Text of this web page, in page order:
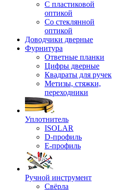
С пластиковой
оптикой
Со стеклянной
оптикой
Доводчики дверные
Фурнитура
Ответные планки
Цифры дверные
Квадраты для ручек
Метизы, стяжки,
переходники
Уплотнитель
ISOLAR
D-профиль
Е-профиль
Ручной инструмент
Свёрла